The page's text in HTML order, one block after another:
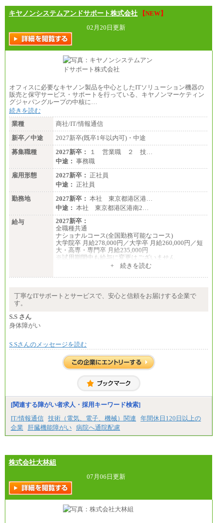
キヤノンシステムアンドサポート株式会社
【NEW】
02月20日更新
オフィスに必要なキヤノン製品を中心としたITソリューション機器の
販売と保守サービス・サポートを行っている、キヤノンマーケティン
グジャパングループの中核に…
続きを読む
業種
商社/IT/情報通信
新卒／中途
2027新卒(既卒1年以内可)・中途
募集職種
2027新卒：
１ 営業職 ２ 技…
中途： 事務職
雇用形態
2027新卒： 正社員
中途： 正社員
勤務地
2027新卒： 本社 東京都港区港…
中途： 本社 東京都港区港南2…
給与
2027新卒：
全職種共通
ナショナルコース(全国勤務可能なコース)
大学院卒 月給278,000円／大学卒 月給260,000円／短
大・高専・専門卒 月給235,000円
※試用期間中も給与に変更はございません
大学院卒 月給264,000円／大学卒 月給250,000円／短
※試用期間中も給与に変更はございません
中途：
+ 続きを読む
丁寧なITサポートとサービスで、安心と信頼をお届けする企業で
す。
S.S さん
身体障がい
S.Sさんのメッセージを読む
[関連する障がい者求人・採用キーワード検索]
IT/情報通信 技術（電気、電子、機械）関連
年間休日120日以上の
企業
肝臓機能障がい 病院へ通院配慮
株式会社大林組
07月06日更新